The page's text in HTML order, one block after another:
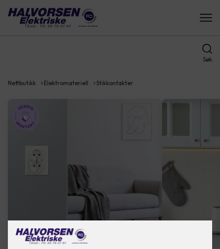
Søk
Nettbutikk Elektromateriell Stikkontakter